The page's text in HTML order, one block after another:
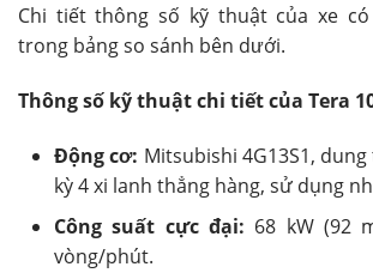
Chi tiết thông số kỹ thuật của xe
trong bảng so sánh bên dưới.
Thông số kỹ thuật chi tiết của Tera
Động cơ: Mitsubishi 4G13S1, dung
kỳ 4 xi lanh thẳng hàng, sử dụng
Công suất cực đại: 68 kW (92
vòng/phút.